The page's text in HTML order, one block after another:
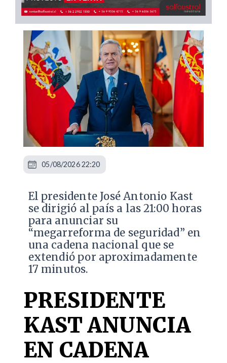
El presidente José Antonio Kast
se dirigió al país a las 21:00 horas
para anunciar su
“megarreforma de seguridad” en
una cadena nacional que se
extendió por aproximadamente
17 minutos.
PRESIDENTE
KAST ANUNCIA
EN CADENA
05/08/2026 22:20